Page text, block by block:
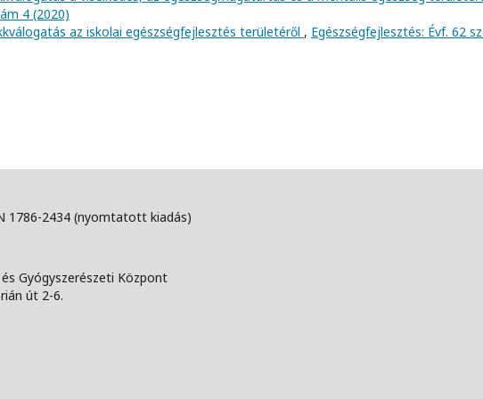
4 (2020)
az iskolai egészségfejlesztés területéről , Egészségfejlesztés: Évf. 62
1786-2434 (nyomtatott kiadás)
Gyógyszerészeti Központ
út 2-6.